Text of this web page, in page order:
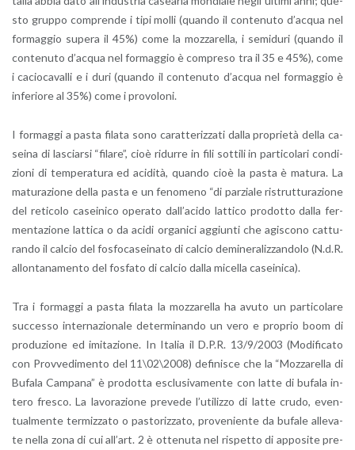
sto grup­po com­pren­de i tipi molli (quan­do il con­te­nu­to d’ac­qua nel
for­mag­gio su­pe­ra il 45%) come la moz­za­rel­la, i se­mi­du­ri (quan­do il
con­te­nu­to d’ac­qua nel for­mag­gio è com­pre­so tra il 35 e 45%), come
i ca­cio­ca­val­li e i duri (quan­do il con­te­nu­to d’ac­qua nel for­mag­gio è
in­fe­rio­re al 35%) come i pro­vo­lo­ni.
I for­mag­gi a pasta fi­la­ta sono ca­rat­te­riz­za­ti dalla pro­prie­tà della ca­
sei­na di la­sciar­si “fi­la­re”, cioè ri­dur­re in fili sot­ti­li in par­ti­co­la­ri con­di­
zio­ni di tem­pe­ra­tu­ra ed aci­di­tà, quan­do cioè la pasta è ma­tu­ra. La
ma­tu­ra­zio­ne della pasta e un fe­no­me­no “di par­zia­le ri­strut­tu­ra­zio­ne
del re­ti­co­lo ca­sei­ni­co ope­ra­to dal­l’a­ci­do lat­ti­co pro­dot­to dalla fer­
men­ta­zio­ne lat­ti­ca o da acidi or­ga­ni­ci ag­giun­ti che agi­sco­no cat­tu­
ran­do il cal­cio del fo­sfo­ca­sei­na­to di cal­cio de­mi­ne­ra­liz­zan­do­lo (N.d.R.
al­lon­ta­na­men­to del fo­sfa­to di cal­cio dalla mi­cel­la ca­sei­ni­ca).
Tra i for­mag­gi a pasta fi­la­ta la moz­za­rel­la ha avuto un par­ti­co­la­re
suc­ces­so in­ter­na­zio­na­le de­ter­mi­nan­do un vero e pro­prio boom di
pro­du­zio­ne ed imi­ta­zio­ne. In Ita­lia il D.P.R. 13/9/2003 (Mo­di­fi­ca­to
con Prov­ve­di­men­to del 11\02\2008) de­fi­ni­sce che la “Moz­za­rel­la di
Bu­fa­la Cam­pa­na” è pro­dot­ta esclu­si­va­men­te con latte di bu­fa­la in­
te­ro fre­sco. La la­vo­ra­zio­ne pre­ve­de l’u­ti­liz­zo di latte crudo, even­
tual­men­te ter­miz­za­to o pa­sto­riz­za­to, pro­ve­nien­te da bu­fa­le al­le­va­
te nella zona di cui al­l’art. 2 è ot­te­nu­ta nel ri­spet­to di ap­po­si­te pre­